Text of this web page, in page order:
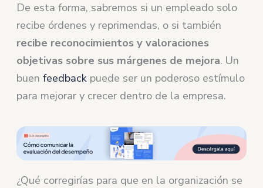
De esta forma, sabremos si un empleado solo
recibe órdenes y reprimendas, o si también
recibe reconocimientos y valoraciones
objetivas sobre sus márgenes de mejora. Un
buenfeedback puede ser un poderoso estímulo
para mejorar y crecer dentro de la empresa.
¿Qué corregirías para que en la organización se